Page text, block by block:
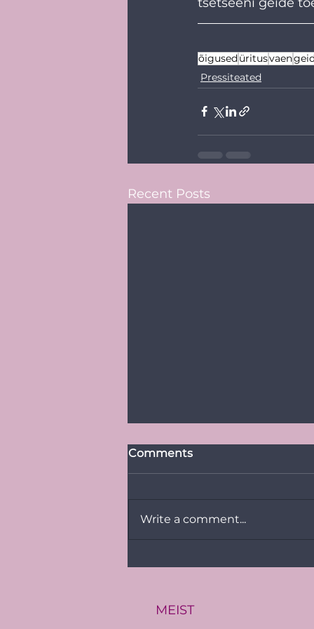
õigusedüritusvaen
Pressiteated
Recent Posts
Eestis
Comments
Write a comment...
MEIST